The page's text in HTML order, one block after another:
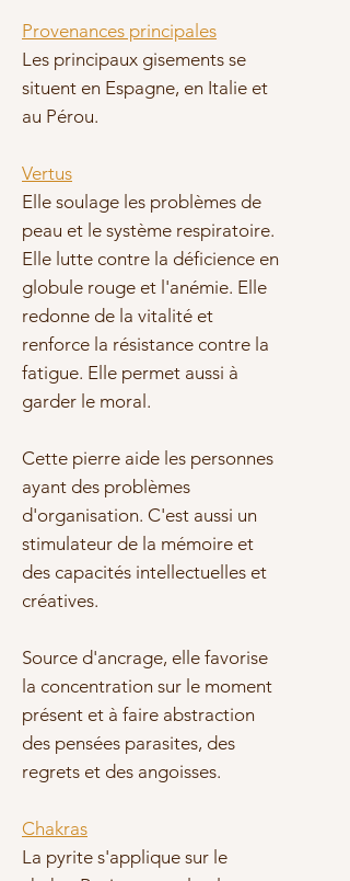
Provenances principales
Les principaux gisements se
situent en Espagne, en Italie et
au Pérou.
Vertus
Elle soulage les problèmes de
peau et le système respiratoire.
Elle lutte contre la déficience en
globule rouge et l'anémie. Elle
redonne de la vitalité et
renforce la résistance contre la
fatigue. Elle permet aussi à
garder le moral.
Cette pierre aide les personnes
ayant des problèmes
d'organisation. C'est aussi un
stimulateur de la mémoire et
des capacités intellectuelles et
créatives.
Source d'ancrage, elle favorise
la concentration sur le moment
présent et à faire abstraction
des pensées parasites, des
regrets et des angoisses.
Chakras
La pyrite s'applique sur le